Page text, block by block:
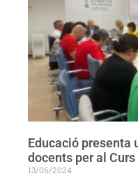
Educació presenta
docents per al
13/06/2024